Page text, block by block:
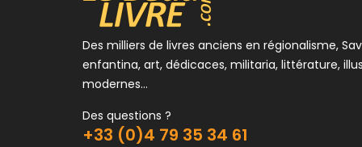
Des milliers de livres anciens en régionalisme,
enfantina, art, dédicaces, militaria, littérature,
modernes...
Des questions ?
+33 (0)4 79 35 34 61